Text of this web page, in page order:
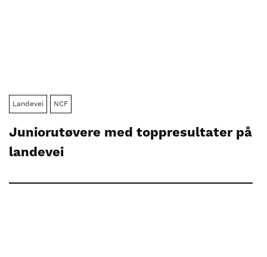
Landevei NCF
Juniorutøvere med toppresultater på
landevei